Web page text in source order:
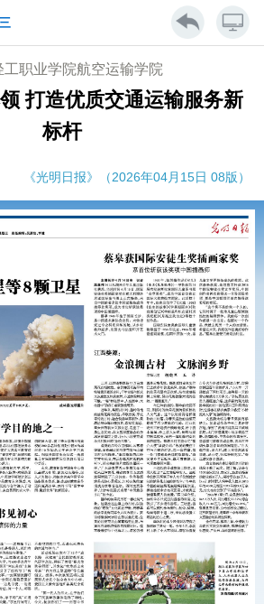
工职业学院航空运输学院
打造优质交通运输服务新
标杆
《光明日报》（2026年04月15日 08版）